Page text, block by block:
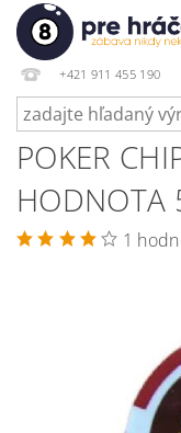
+421 911 455 190
POKER
HODNOTA
1